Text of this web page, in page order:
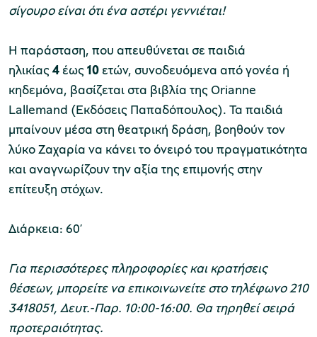
ομάδες
προγράμματα
εισιτήρια
εισιτηρίων
σίγουρο είναι ότι ένα αστέρι γεννιέται!
Η παράσταση, που απευθύνεται σε παιδιά
ηλικίας 4 έως 10 ετών, συνοδευόμενα από γονέα ή
κηδεμόνα, βασίζεται στα βιβλία της Orianne
Lallemand (Εκδόσεις Παπαδόπουλος). Τα παιδιά
μπαίνουν μέσα στη θεατρική δράση, βοηθούν τον
λύκο Ζαχαρία να κάνει το όνειρό του πραγματικότητα
και αναγνωρίζουν την αξία της επιμονής στην
επίτευξη στόχων.
Διάρκεια: 60’
Για περισσότερες πληροφορίες και κρατήσεις
θέσεων, μπορείτε να επικοινωνείτε στο τηλέφωνο 210
3418051, Δευτ.-Παρ. 10:00-16:00. Θα τηρηθεί σειρά
προτεραιότητας.